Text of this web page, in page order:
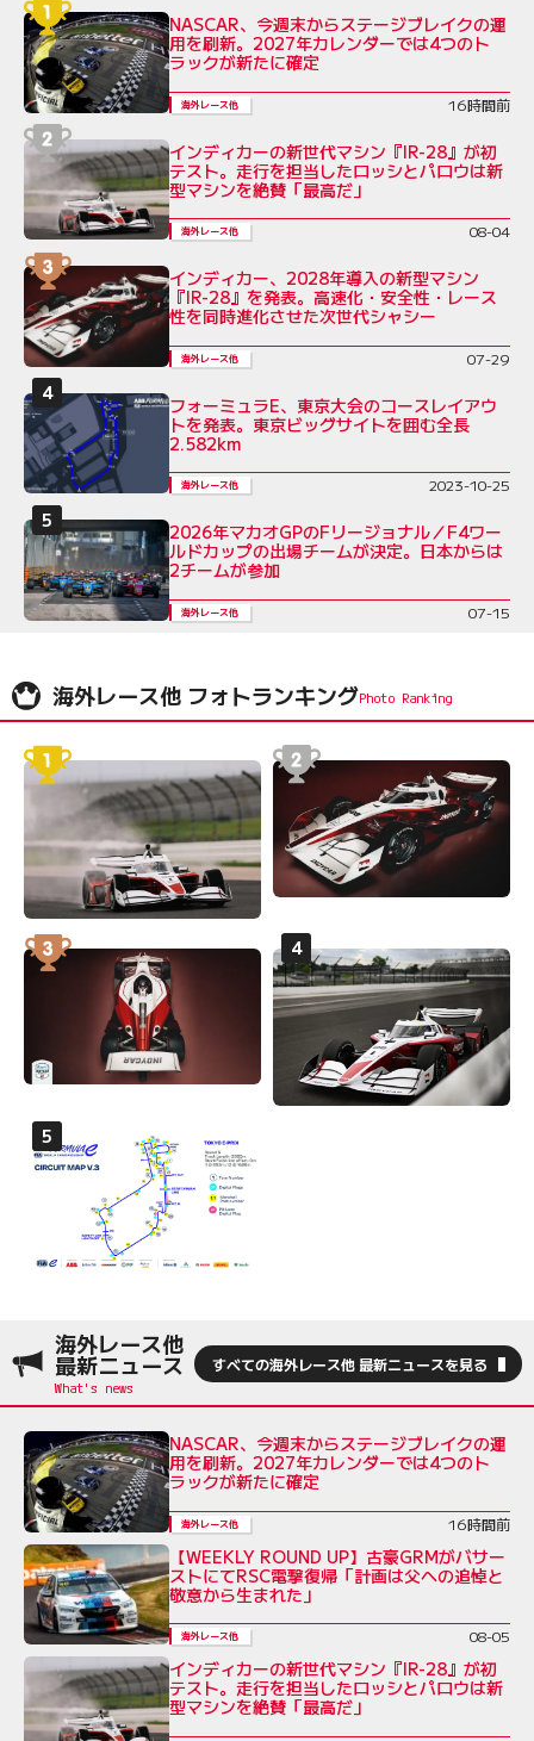
NASCAR、今週末からステージブレイクの運
用を刷新。2027年カレンダーでは4つのト
ラックが新たに確定
海外レース他 16時間前
インディカーの新世代マシン『IR-28』が初
テスト。走行を担当したロッシとパロウは新
型マシンを絶賛「最高だ」
海外レース他 08-04
インディカー、2028年導入の新型マシン
『IR-28』を発表。高速化・安全性・レース
性を同時進化させた次世代シャシー
海外レース他 07-29
フォーミュラE、東京大会のコースレイアウ
トを発表。東京ビッグサイトを囲む全長
2.582km
海外レース他 2023-10-25
2026年マカオGPのFリージョナル／F4ワー
ルドカップの出場チームが決定。日本からは
2チームが参加
海外レース他 07-15
海外レース他 フォトランキング
海外レース他
最新ニュース すべての海外レース他 最新ニュースを見る
NASCAR、今週末からステージブレイクの運
用を刷新。2027年カレンダーでは4つのト
ラックが新たに確定
海外レース他 16時間前
【WEEKLY ROUND UP】古豪GRMがバサー
ストにてRSC電撃復帰「計画は父への追悼と
敬意から生まれた」
海外レース他 08-05
インディカーの新世代マシン『IR-28』が初
テスト。走行を担当したロッシとパロウは新
型マシンを絶賛「最高だ」